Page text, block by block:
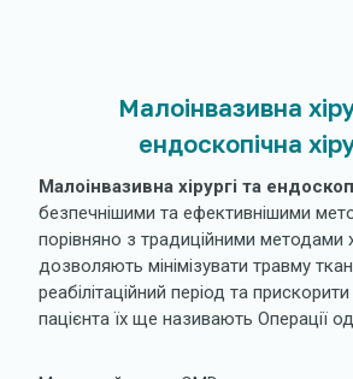
Малоінвазивна
ендоскопічна
Малоінвазивна хірургі та
безпечнішими та ефективнішими
порівняно з традиційними методами
дозволяють мінімізувати травму
реабілітаційний період та
пацієнта їх ще називають Операції